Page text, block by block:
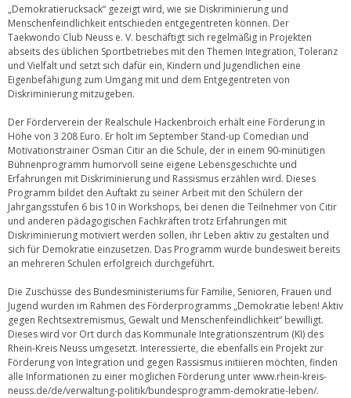
„Demokratierucksack“ gezeigt wird, wie sie Diskriminierung und
Menschenfeindlichkeit entschieden entgegentreten können. Der
Taekwondo Club Neuss e. V. beschäftigt sich regelmäßig in Projekten
abseits des üblichen Sportbetriebes mit den Themen Integration, Toleranz
und Vielfalt und setzt sich dafür ein, Kindern und Jugendlichen eine
Eigenbefähigung zum Umgang mit und dem Entgegentreten von
Diskriminierung mitzugeben.
Der Förderverein der Realschule Hackenbroich erhält eine Förderung in
Höhe von 3 208 Euro. Er holt im September Stand-up Comedian und
Motivationstrainer Osman Citir an die Schule, der in einem 90-minütigen
Bühnenprogramm humorvoll seine eigene Lebensgeschichte und
Erfahrungen mit Diskriminierung und Rassismus erzählen wird. Dieses
Programm bildet den Auftakt zu seiner Arbeit mit den Schülern der
Jahrgangsstufen 6 bis 10 in Workshops, bei denen die Teilnehmer von Citir
und anderen pädagogischen Fachkräften trotz Erfahrungen mit
Diskriminierung motiviert werden sollen, ihr Leben aktiv zu gestalten und
sich für Demokratie einzusetzen. Das Programm wurde bundesweit bereits
an mehreren Schulen erfolgreich durchgeführt.
Die Zuschüsse des Bundesministeriums für Familie, Senioren, Frauen und
Jugend wurden im Rahmen des Förderprogramms „Demokratie leben! Aktiv
gegen Rechtsextremismus, Gewalt und Menschenfeindlichkeit“ bewilligt.
Dieses wird vor Ort durch das Kommunale Integrationszentrum (KI) des
Rhein-Kreis Neuss umgesetzt. Interessierte, die ebenfalls ein Projekt zur
Förderung von Integration und gegen Rassismus initiieren möchten, finden
alle Informationen zu einer möglichen Förderung unter www.rhein-kreis-
neuss.de/de/verwaltung-politik/bundesprogramm-demokratie-leben/.